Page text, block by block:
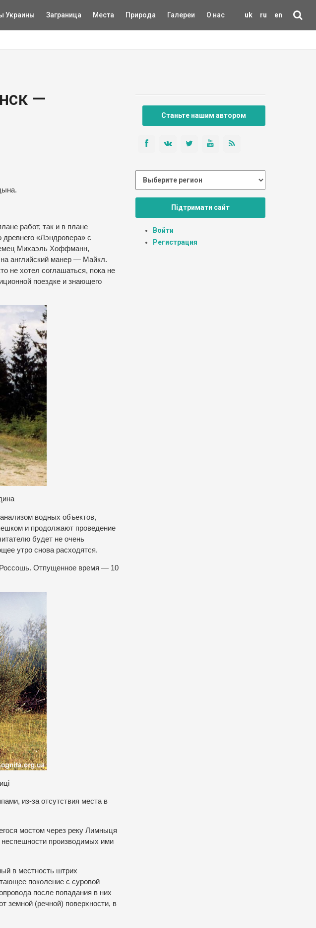
uk ru en
Украины Заграница Места Природа Галереи О нас
—
работ, так и в плане
«Лэндровера» с
Михаэль Хоффманн,
на английский манер — Майкл.
не хотел соглашаться, пока не
поездке и знающего
водных объектов,
и продолжают проведение
будет не очень
утро снова расходятся.
Россошь. Отпущенное время — 10
из-за отсутствия места в
мостом через реку Лимныця
производимых ими
в местность штрих
поколение с суровой
после попадания в них
земной (речной) поверхности, в
Станьте нашим автором
Підтримати сайт
Войти
Регистрация